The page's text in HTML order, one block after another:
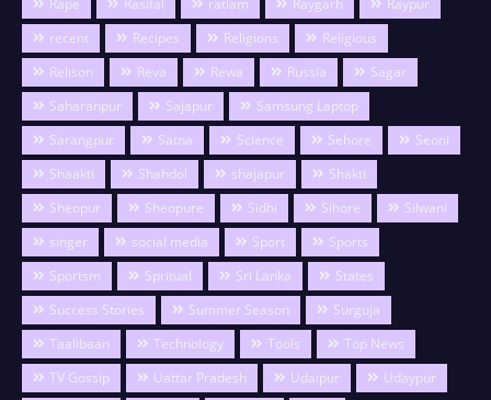
recent
Recipes Religions
Religious
Relison
Reva Rewa Russia
Sagar
Saharanpur
Sajapur
Samsung Laptop
Sarangpur
Satna Science Sehore
Seoni
Shaakti
Shahdol shajapur
Shakti
Sheopur
Sheopure Sidhi Sihore
Silwani
singer
social media Sport
Sports
Sportsm
Spritual Sri Lanka
States
Success Stories
Summer Season
Surguja
Taalibaan
Technology Tools
Top News
TV Gossip
Uattar Pradesh Udaipur
Udaypur